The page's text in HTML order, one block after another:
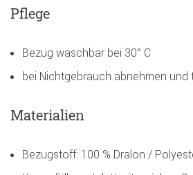
Pflege
Bezug waschbar bei 30° C
bei Nichtgebrauch abnehmen und
Materialien
Bezugstoff: 100 % Dralon /